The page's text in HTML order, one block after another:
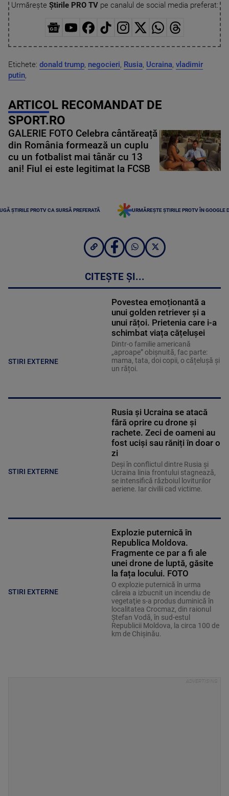
Urmărește Știrile PRO TVpe canalul de social media preferat:
Etichete: donald trump, negocieri, Rusia, Ucraina, vladimir
putin,
ARTICOL RECOMANDAT DE
SPORT.RO
GALERIE FOTO Celebra cântăreață
din România formează un cuplu
cu un fotbalist mai tânăr cu 13
ani! Fiul ei este legitimat la FCSB
ȘTIRILE PROTV CA SURSĂ PREFERATĂ URMĂREȘTE ȘTIRILE PROTV ÎN GOOGLE
CITEȘTE ȘI...
STIRI EXTERNE
Povestea emoționantă a
unui golden retriever și a
unui rățoi. Prietenia care i-a
schimbat viața cățelușei
Dintr-o familie americană
„aproape” obișnuită, fac parte:
mama, tata, doi copii, o cățelușă și
un rățoi.
STIRI EXTERNE
Rusia și Ucraina se atacă
fără oprire cu drone și
rachete. Zeci de oameni au
fost uciși sau răniți în doar o
zi
Deși în conflictul dintre Rusia și
Ucraina linia frontului stagnează,
se intensifică războiul loviturilor
aeriene. Iar civilii cad victime.
STIRI EXTERNE
Explozie puternică în
Republica Moldova.
Fragmente ce par a fi ale
unei drone de luptă, găsite
la fața locului. FOTO
O explozie puternică în urma
căreia a izbucnit un incendiu de
vegetaţie s-a produs duminică în
localitatea Crocmaz, din raionul
Ştefan Vodă, în sud-estul
Republicii Moldova, la circa 100 de
km de Chişinău.